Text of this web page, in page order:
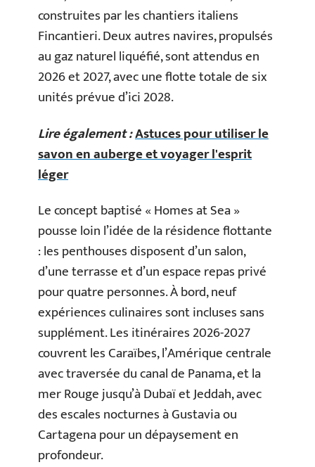
construites par les chantiers italiens
Fincantieri. Deux autres navires, propulsés
au gaz naturel liquéfié, sont attendus en
2026 et 2027, avec une flotte totale de six
unités prévue d’ici 2028.
Lire également :Astuces pour utiliser le
savon en auberge et voyager l'esprit
léger
Le concept baptisé « Homes at Sea »
pousse loin l’idée de la résidence flottante
: les penthouses disposent d’un salon,
d’une terrasse et d’un espace repas privé
pour quatre personnes. À bord, neuf
expériences culinaires sont incluses sans
supplément. Les itinéraires 2026-2027
couvrent les Caraïbes, l’Amérique centrale
avec traversée du canal de Panama, et la
mer Rouge jusqu’à Dubaï et Jeddah, avec
des escales nocturnes à Gustavia ou
Cartagena pour un dépaysement en
profondeur.